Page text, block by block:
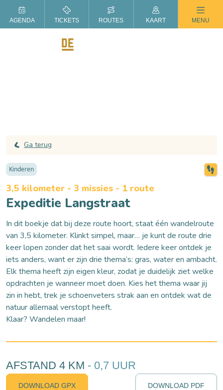
ZOMER IN DE LANGSTRAAT
Ga terug
Kinderen
3,5 kilometer - 3 missies - 1 route
Expeditie Langstraat
In dit boekje dat bij deze route hoort, staat één wandelroute
van 3,5 kilometer. Klinkt simpel, maar… je kunt de route drie
keer lopen zonder dat het saai wordt. Iedere keer ontdek je
iets anders, want er zijn drie thema’s: gras, water en ambacht.
Elk thema heeft zijn eigen kleur, zodat je duidelijk ziet welke
opdrachten je wanneer moet doen. Kies het thema waar jij
zin in hebt, trek je schoenveters strak aan en ontdek wat de
natuur allemaal verstopt heeft.
Klaar? Wandelen maar!
AFSTAND 4 KM - 0,7 UUR
DOWNLOAD GPX DOWNLOAD PDF
AGENDA TICKETS ROUTES KAART MENU